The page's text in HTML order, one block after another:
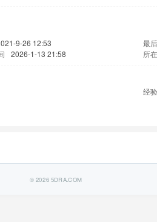
9-26 12:53 最
2026-1-13 21:58 所
经验
© 2026 5DRA.COM